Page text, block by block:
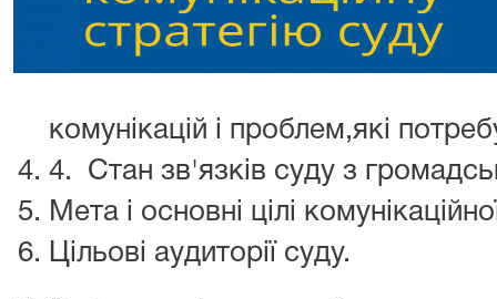
комунікацій і проблем,які
4. Стан зв'язків суду з
Мета і основні цілі
Цільові аудиторії суду.